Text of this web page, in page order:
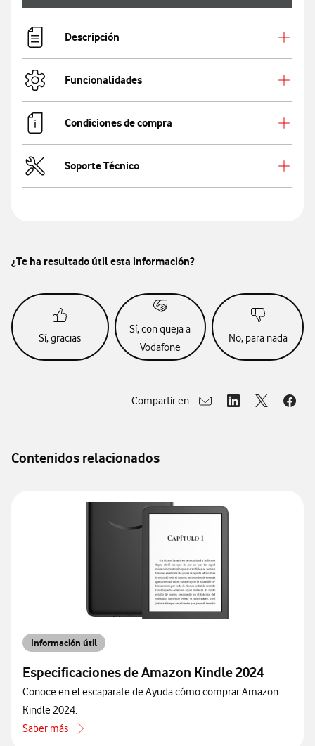
Descripción
Funcionalidades
Condiciones de compra
Soporte Técnico
¿Te ha resultado útil esta información?
Sí, gracias
Sí, con queja a
Vodafone
No, para nada
Compartir en:
Abrir ventana para
Abrir ventana
Abrir Abrir
Contenidos relacionados
Información útil
Especificaciones de Amazon Kindle 2024
Conoce en el escaparate de Ayuda cómo comprar Amazon
Kindle 2024.
Saber más
acerca de Especificaciones de Amazon Kindle 2024